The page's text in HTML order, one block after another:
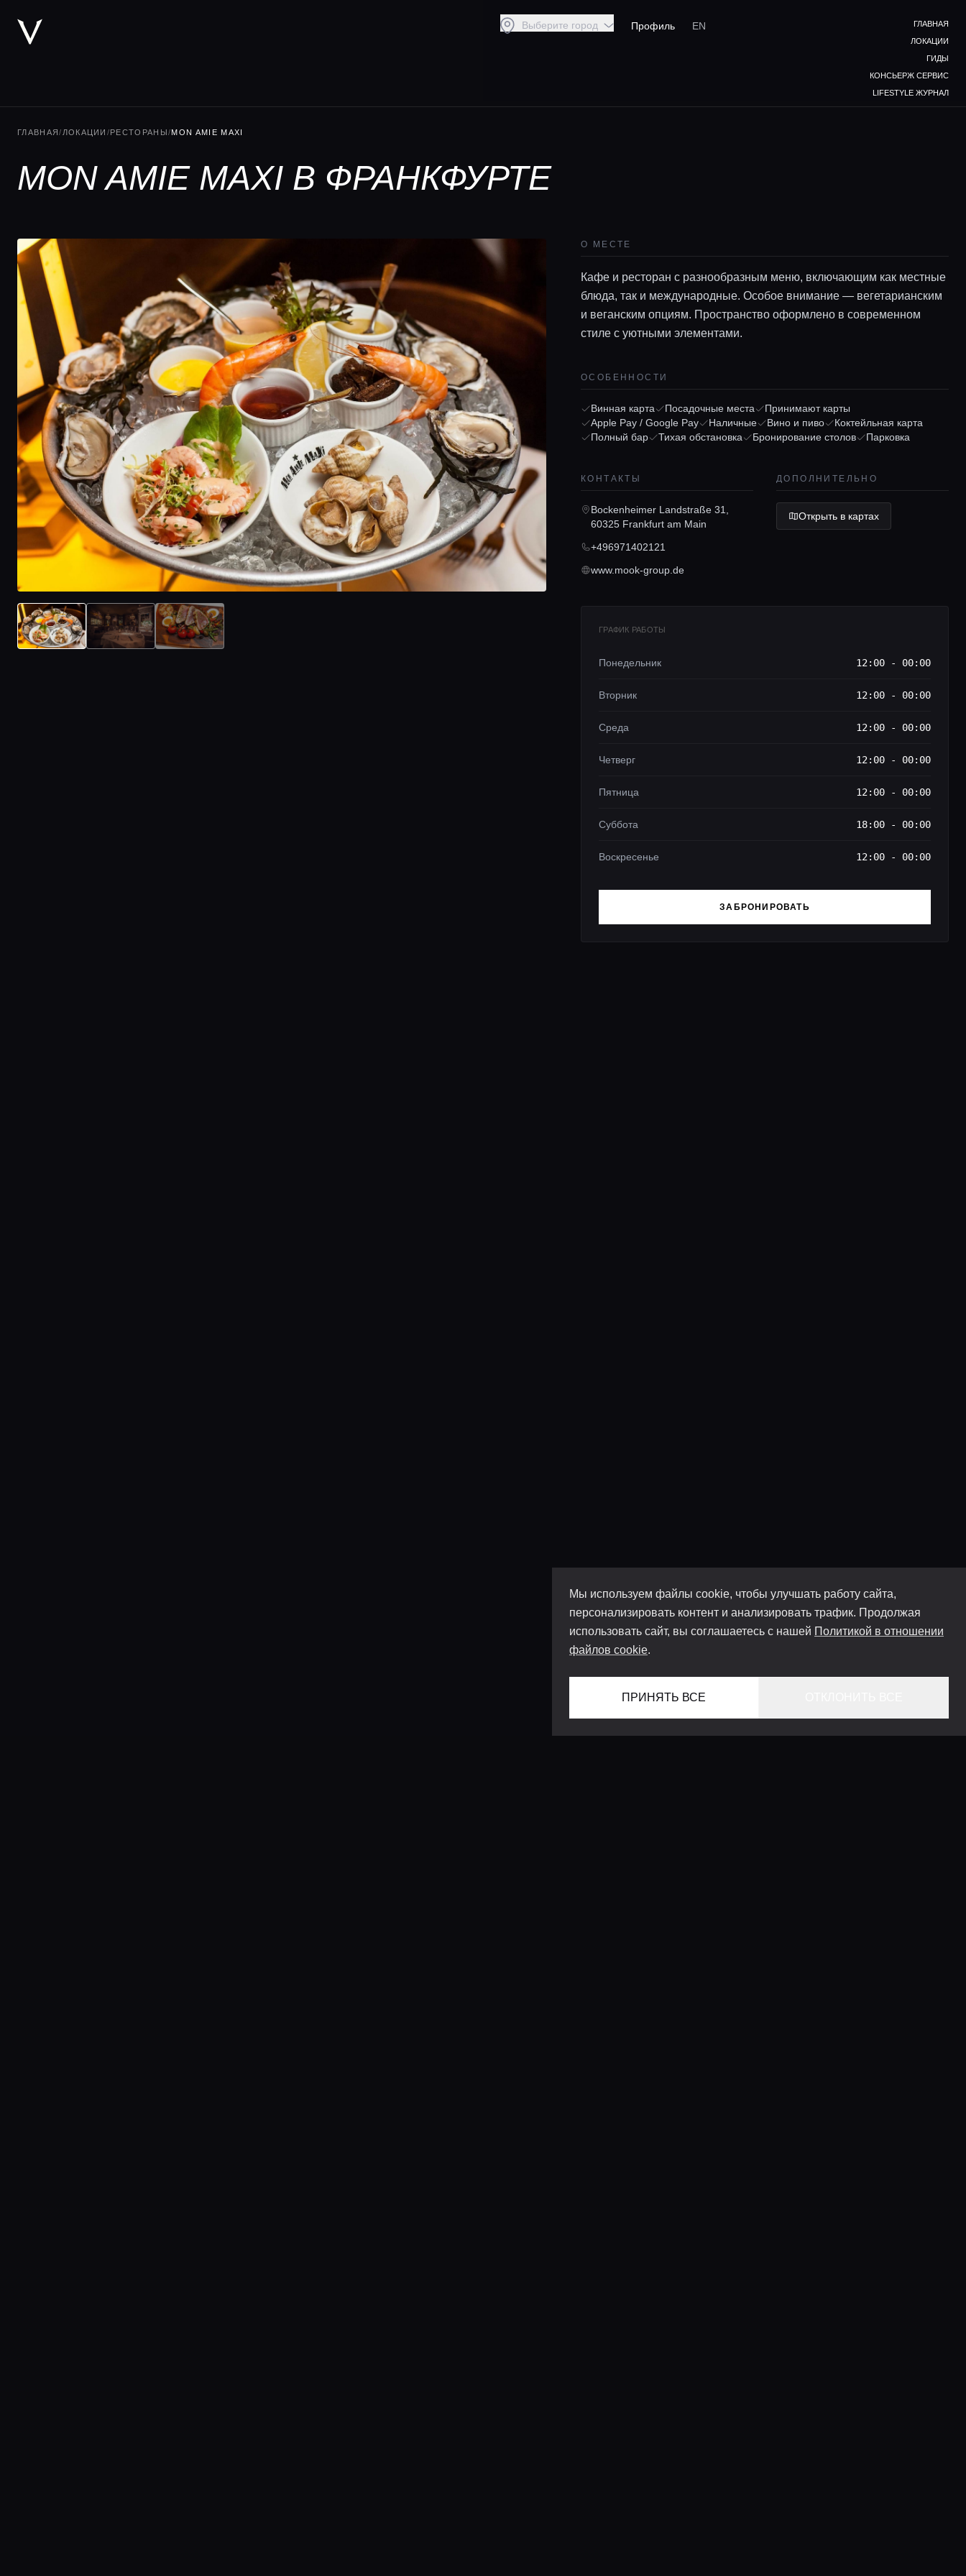
Мы используем файлы cookie, чтобы улучшать работу сайта,
персонализировать контент и анализировать трафик. Продолжая
использовать сайт, вы соглашаетесь с нашей Политикой в отношении
файлов cookie.
ПРИНЯТЬ ВСЕ
Выберите город Профиль EN
ГЛАВНАЯ
ЛОКАЦИИ
ГИДЫ
КОНСЬЕРЖ СЕРВИС
LIFESTYLE ЖУРНАЛ
ГЛАВНАЯ/ ЛОКАЦИИ /РЕСТОРАНЫ/MON AMIE MAXI
MON AMIE MAXI В ФРАНКФУРТЕ
О МЕСТЕ
Кафе и ресторан с разнообразным меню, включающим как местные
блюда, так и международные. Особое внимание — вегетарианским
и веганским опциям. Пространство оформлено в современном
стиле с уютными элементами.
ОСОБЕННОСТИ
Винная карта Посадочные места
Принимают карты
Apple Pay / Google Pay
Наличные Вино и пиво
Коктейльная карта
Полный бар
Тихая обстановка Бронирование столов Парковка
КОНТАКТЫ
Bockenheimer Landstraße 31,
60325 Frankfurt am Main
+496971402121
www.mook-group.de
ДОПОЛНИТЕЛЬНО
Открыть в картах
ГРАФИК РАБОТЫ
Понедельник 12:00 - 00:00
Вторник 12:00 - 00:00
Среда 12:00 - 00:00
Четверг 12:00 - 00:00
Пятница 12:00 - 00:00
Суббота 18:00 - 00:00
Воскресенье 12:00 - 00:00
ЗАБРОНИРОВАТЬ